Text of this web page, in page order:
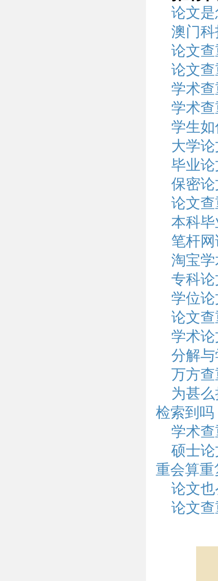
论文
澳门
论文
论文
学术
学术
学生
大学
毕业
保密
论文
本科
笔杆
淘宝
专科
学位
论文
学术
分解
万方
为甚
检索到吗
学术
硕士
重会算重
论文
论文